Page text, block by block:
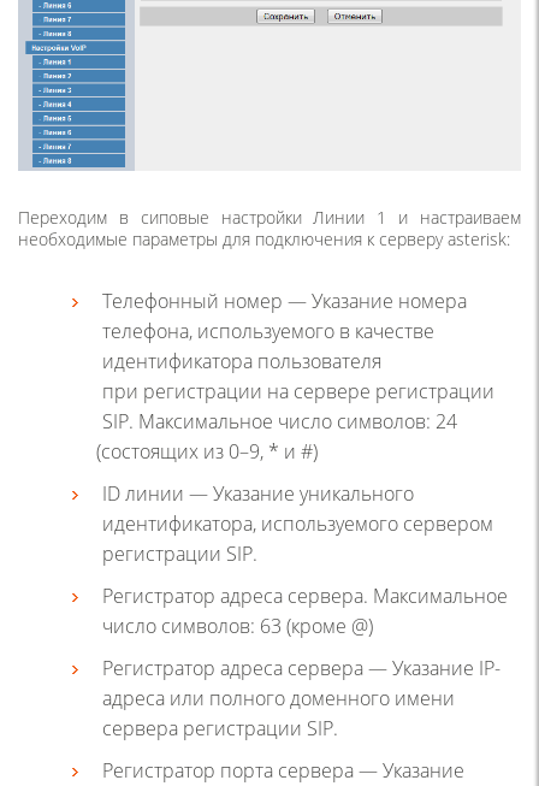
Переходим в сиповые настройки Линии 1 и настраиваем
необходимые параметры для подключения к серверу asterisk:
Телефонный номер — Указание номера
телефона, используемого в качестве
идентификатора пользователя
при регистрации на сервере регистрации
SIP. Максимальное число символов: 24
(состоящих из 0–9, * и #)
ID линии — Указание уникального
идентификатора, используемого сервером
регистрации SIP.
Регистратор адреса сервера. Максимальное
число символов: 63 (кроме @)
Регистратор адреса сервера — Указание IP-
адреса или полного доменного имени
сервера регистрации SIP.
Регистратор порта сервера — Указание